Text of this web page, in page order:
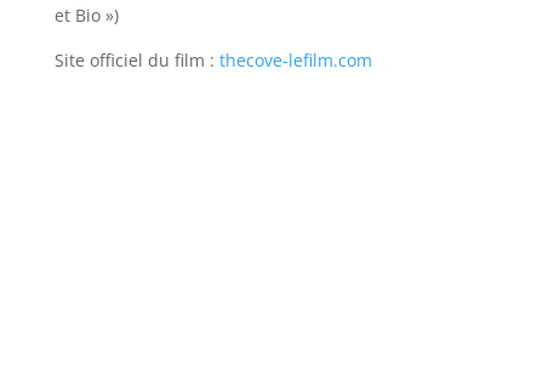
et Bio »)
Site officiel du film : thecove-lefilm.com